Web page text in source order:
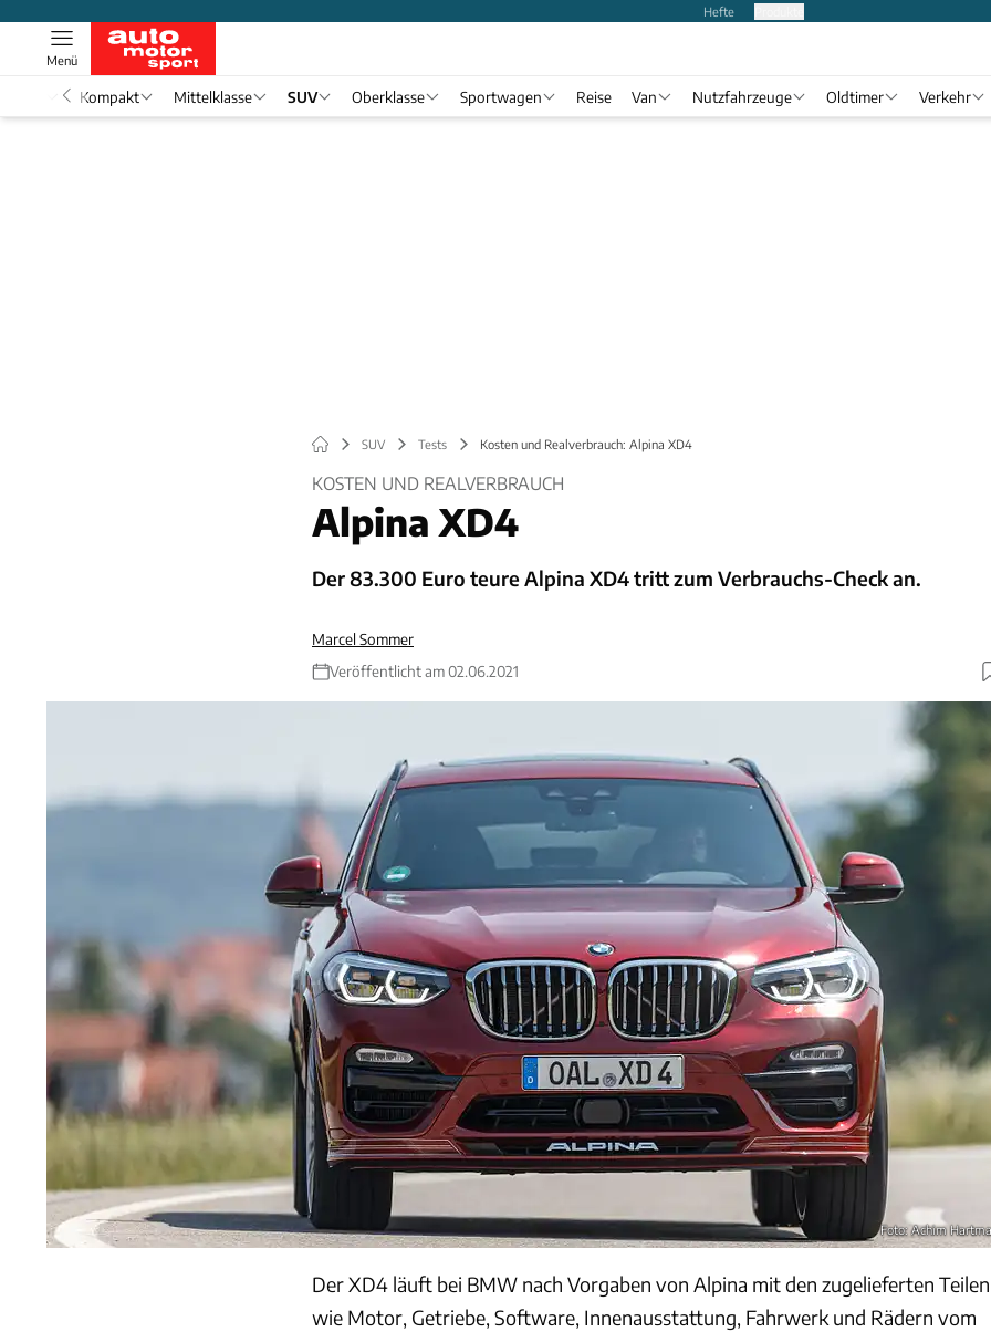
Hefte
Menü
Kompakt Mittelklasse SUV Oberklasse Sportwagen Reise Van Nutzfahrzeuge Oldtimer Verkehr
SUV Tests Kosten und Realverbrauch: Alpina XD4
KOSTEN UND REALVERBRAUCH
Alpina XD4
Der 83.300 Euro teure Alpina XD4 tritt zum Verbrauchs-Check an.
Marcel Sommer
Veröffentlicht am 02.06.2021
Foto: Achim
Der XD4 läuft bei BMW nach Vorgaben von Alpina mit den zugelieferten Teilen
wie Motor, Getriebe, Software, Innenausstattung, Fahrwerk und Rädern vom